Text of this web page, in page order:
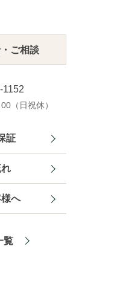
ご相談
1152
（日祝休）
証
へ
覧